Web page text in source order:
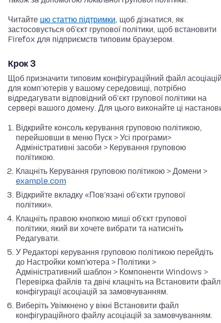
Читайте цю статтю підтримки, щоб дізнатися, як
застосовується об'єкт групової політики, щоб встановити
Firefox для підприємств типовим браузером.
Крок 3
Щоб призначити типовим конфігураційний файл
для комп’ютерів у вашому середовищі, потрібно
відредагувати відповідний об’єкт групової політики на
сервері вашого домену. Для цього виконайте ці
Відкрийте консоль керування груповою політикою,
перейшовши в меню Пуск > Усі програми>
Адміністративні засоби > Керування груповою
політикою.
Клацніть Керування груповою політикою > Домени >
example.com
Відкрийте вкладку «Пов'язані об'єкти групової
політики».
Клацніть правою кнопкою миші об'єкт групової
політики, який ви хочете вибрати та натисніть
Редагувати.
У Редакторі керування груповою політикою перейдіть
до Настройки комп'ютера > Політики >
Адміністративний шаблон > Компоненти Windows >
Перевірка файлів та двічі клацніть на Встановити файл
конфігурації асоціацій за замовчуванням.
Виберіть Увімкнено у вікні Встановити файл
конфігураційного файлу асоціацій за замовчуванням.